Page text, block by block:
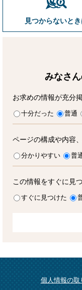
見つからないと
みなさ
お求めの情報が充分
十分だった 普通
ページの構成や内容
分かりやすい 普
この情報をすぐに見
すぐに見つけた
個人情報の取